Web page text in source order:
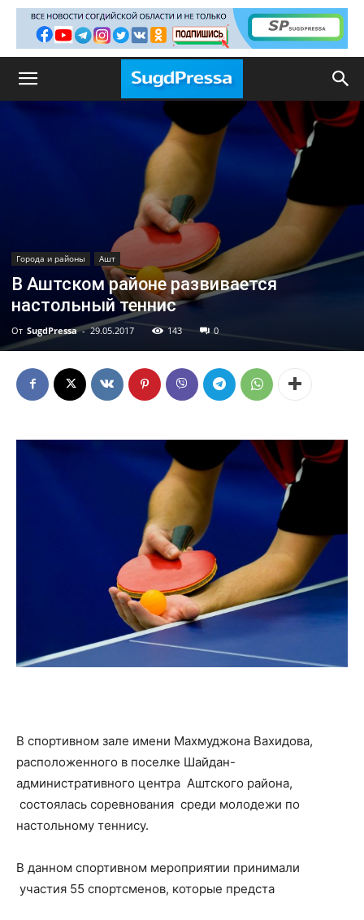
Города и районы Ашт
В Аштском районе развивается
настольный теннис
От SugdPressa - 29.05.2017 143 0
В спортивном зале имени Махмуджона Вахидова,
расположенного в поселке Шайдан-
административного центра Аштского района,
состоялась соревнования среди молодежи по
настольному теннису.
В данном спортивном мероприятии принимали
участия 55 спортсменов, которые предста